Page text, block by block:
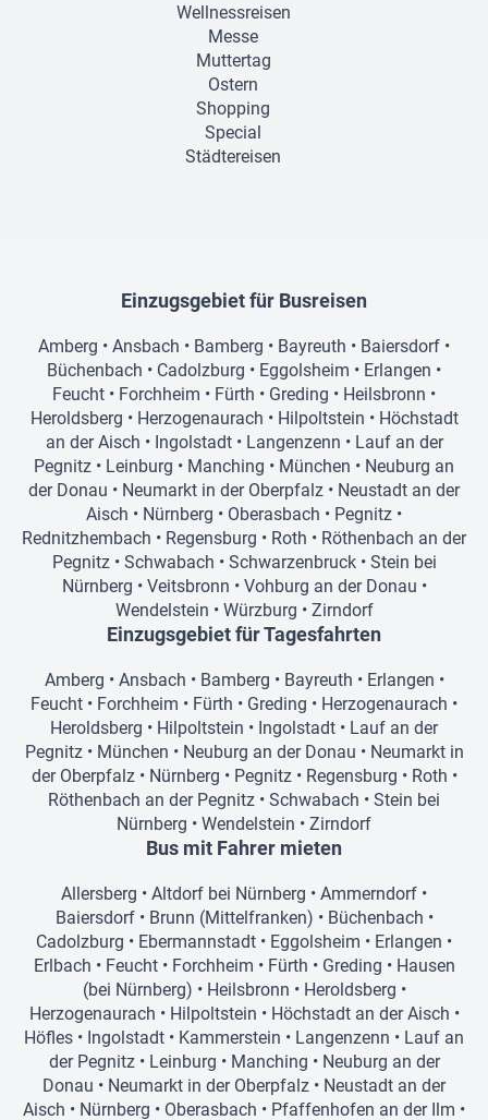
Wellnessreisen
Messe
Muttertag
Ostern
Shopping
Special
Städtereisen
Einzugsgebiet für Busreisen
Amberg • Ansbach • Bamberg • Bayreuth • Baiersdorf •
Büchenbach • Cadolzburg • Eggolsheim • Erlangen •
Feucht • Forchheim • Fürth • Greding • Heilsbronn •
Heroldsberg • Herzogenaurach • Hilpoltstein • Höchstadt
an der Aisch • Ingolstadt• Langenzenn • Lauf an der
Pegnitz • Leinburg • Manching • München • Neuburg an
der Donau • Neumarkt in der Oberpfalz • Neustadt an der
Aisch • Nürnberg • Oberasbach • Pegnitz •
Rednitzhembach • Regensburg • Roth • Röthenbach an der
Pegnitz• Schwabach • Schwarzenbruck• Stein bei
Nürnberg • Veitsbronn • Vohburg an der Donau •
Wendelstein • Würzburg • Zirndorf
Einzugsgebiet für Tagesfahrten
Amberg • Ansbach • Bamberg • Bayreuth • Erlangen •
Feucht • Forchheim • Fürth • Greding • Herzogenaurach •
Heroldsberg • Hilpoltstein • Ingolstadt • Lauf an der
Pegnitz• München • Neuburg an der Donau • Neumarkt in
der Oberpfalz• Nürnberg • Pegnitz• Regensburg • Roth •
Röthenbach an der Pegnitz • Schwabach • Stein bei
Nürnberg • Wendelstein • Zirndorf
Bus mit Fahrer mieten
Allersberg • Altdorf bei Nürnberg • Ammerndorf •
Baiersdorf• Brunn (Mittelfranken) • Büchenbach •
Cadolzburg • Ebermannstadt • Eggolsheim • Erlangen •
Erlbach • Feucht• Forchheim • Fürth • Greding • Hausen
(bei Nürnberg) • Heilsbronn • Heroldsberg •
Herzogenaurach • Hilpoltstein • Höchstadt an der Aisch •
Höfles • Ingolstadt • Kammerstein • Langenzenn • Lauf an
der Pegnitz• Leinburg • Manching • Neuburg an der
Donau • Neumarkt in der Oberpfalz • Neustadt an der
Aisch • Nürnberg • Oberasbach • Pfaffenhofen an der Ilm •